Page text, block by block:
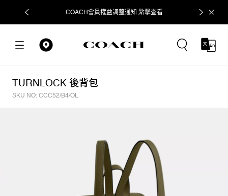
COACH會員權益調整通知 點擊查看 立即追蹤
TURNLOCK 後背包
SKU NO: CCC52/B4/OL